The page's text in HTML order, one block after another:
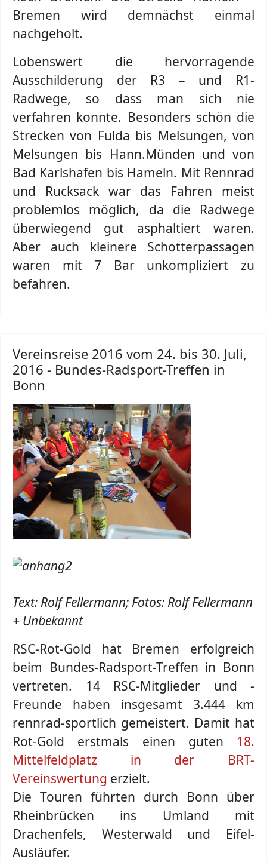
Bremen wird demnächst einmal
nachgeholt.
Lobenswert die hervorragende
Ausschilderung der R3 – und R1-
Radwege, so dass man sich nie
verfahren konnte. Besonders schön die
Strecken von Fulda bis Melsungen, von
Melsungen bis Hann.Münden und von
Bad Karlshafen bis Hameln. Mit Rennrad
und Rucksack war das Fahren meist
problemlos möglich, da die Radwege
überwiegend gut asphaltiert waren.
Aber auch kleinere Schotterpassagen
waren mit 7 Bar unkompliziert zu
befahren.
Vereinsreise 2016 vom 24. bis 30. Juli,
2016 - Bundes-Radsport-Treffen in
Bonn
Text: Rolf Fellermann; Fotos: Rolf Fellermann
+ Unbekannt
RSC-Rot-Gold hat Bremen erfolgreich
beim Bundes-Radsport-Treffen in Bonn
vertreten. 14 RSC-Mitglieder und -
Freunde haben insgesamt 3.444 km
rennrad-sportlich gemeistert. Damit hat
Rot-Gold erstmals einen guten 18.
Mittelfeldplatz in der BRT-
Vereinswertung erzielt.
Die Touren führten durch Bonn über
Rheinbrücken ins Umland mit
Drachenfels, Westerwald und Eifel-
Ausläufer.